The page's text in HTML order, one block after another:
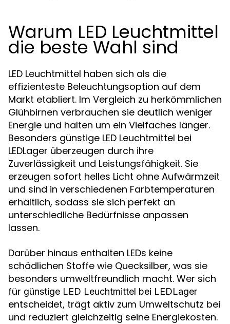
Warum LED Leuchtmittel
die beste Wahl sind
LED Leuchtmittel haben sich als die
effizienteste Beleuchtungsoption auf dem
Markt etabliert. Im Vergleich zu herkömmlichen
Glühbirnen verbrauchen sie deutlich weniger
Energie und halten um ein Vielfaches länger.
Besonders günstige LED Leuchtmittel bei
LEDLager überzeugen durch ihre
Zuverlässigkeit und Leistungsfähigkeit. Sie
erzeugen sofort helles Licht ohne Aufwärmzeit
und sind in verschiedenen Farbtemperaturen
erhältlich, sodass sie sich perfekt an
unterschiedliche Bedürfnisse anpassen
lassen.
Darüber hinaus enthalten LEDs keine
schädlichen Stoffe wie Quecksilber, was sie
besonders umweltfreundlich macht. Wer sich
für günstige LED Leuchtmittel bei LEDLager
entscheidet, trägt aktiv zum Umweltschutz bei
und reduziert gleichzeitig seine Energiekosten.